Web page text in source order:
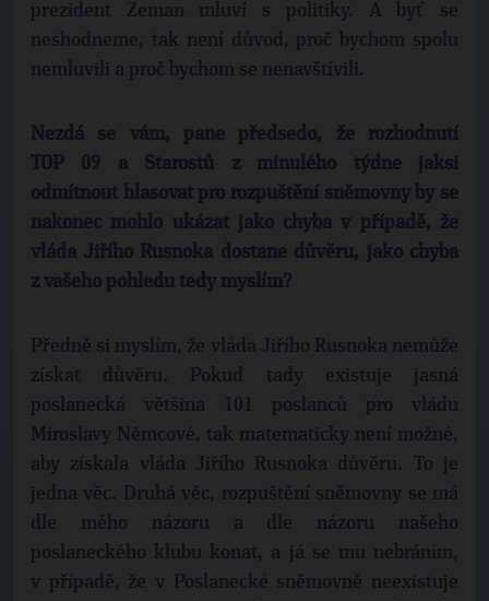
prezident Zeman mluví s politiky. A byť se
neshodneme, tak není důvod, proč bychom spolu
nemluvili a proč bychom se nenavštívili.
Nezdá se vám, pane předsedo, že rozhodnutí
TOP 09 a Starostů z minulého týdne jaksi
odmítnout hlasovat pro rozpuštění sněmovny by se
nakonec mohlo ukázat jako chyba v případě, že
vláda Jiřího Rusnoka dostane důvěru, jako chyba
z vašeho pohledu tedy myslím?
Předně si myslím, že vláda Jiřího Rusnoka nemůže
získat důvěru. Pokud tady existuje jasná
poslanecká většina 101 poslanců pro vládu
Miroslavy Němcové, tak matematicky není možné,
aby získala vláda Jiřího Rusnoka důvěru. To je
jedna věc. Druhá věc, rozpuštění sněmovny se má
dle mého názoru a dle názoru našeho
poslaneckého klubu konat, a já se mu nebráním,
v případě, že v Poslanecké sněmovně neexistuje